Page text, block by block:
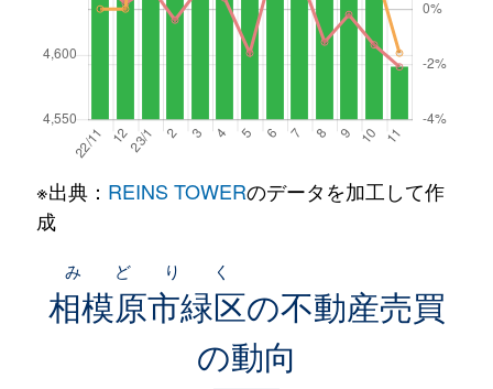
※出典： REINS TOWERのデータを加工して作
成
相模原市緑区
みどりく
の不動産売買
の動向